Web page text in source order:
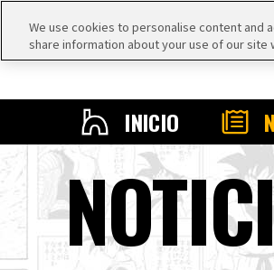
INICIO
We use cookies to personalise content and
share information about your use of our